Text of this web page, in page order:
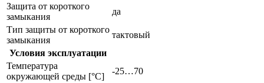
Защита от короткого
замыкания
да
Тип защиты от короткого
замыкания
тактовый
Условия эксплуатации
Температура
окружающей среды [°C]
-25…70